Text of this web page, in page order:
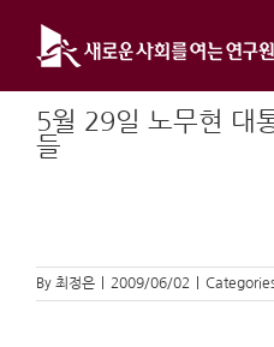
content
5월 29일 노무현 대
들
By 최정은 2009/06/02